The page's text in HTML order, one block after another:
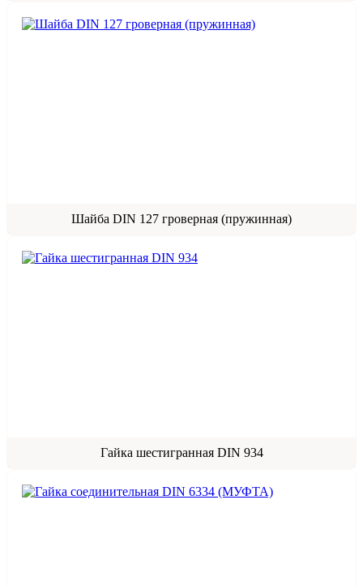
Шайба DIN 127 гроверная (пружинная)
Гайка шестигранная DIN 934